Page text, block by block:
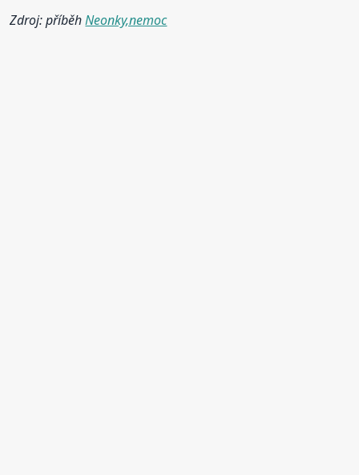
Zdroj: příběhNeonky,nemoc